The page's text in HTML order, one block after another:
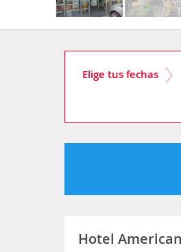
Elige tus fechas
Hotel